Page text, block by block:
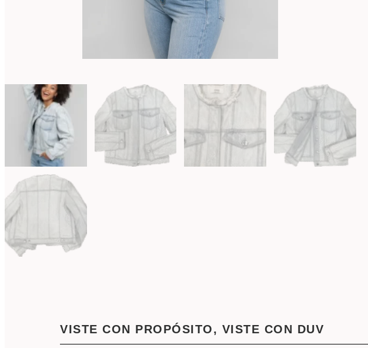
VISTE CON PROPÓSITO, VISTE CON DUV